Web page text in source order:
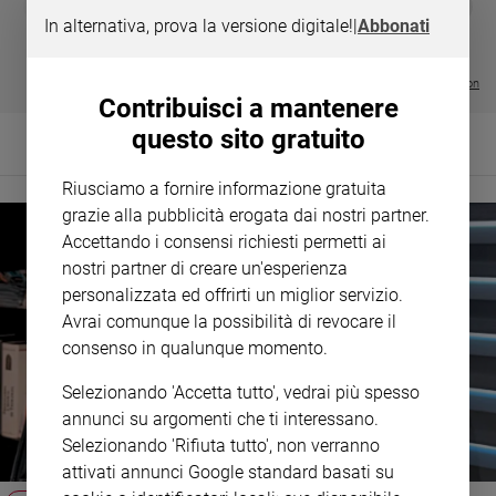
Policy
Pubblicità
LE GRANDI BASILICHE ITALIANE
- VOL DA 1 AL 5
€ 8,90
- € 8,90
1 - 2
€ 18,50
Visualizza tutte le collection
In alternativa, prova la versione digitale!|Abbonati
Contribuisci a mantenere
questo sito gratuito
Riusciamo a fornire informazione gratuita
grazie alla pubblicità erogata dai nostri partner.
Accettando i consensi richiesti permetti ai
nostri partner di creare un'esperienza
personalizzata ed offrirti un miglior servizio.
Avrai comunque la possibilità di revocare il
consenso in qualunque momento.
Selezionando 'Accetta tutto', vedrai più spesso
annunci su argomenti che ti interessano.
Selezionando 'Rifiuta tutto', non verranno
attivati annunci Google standard basati su